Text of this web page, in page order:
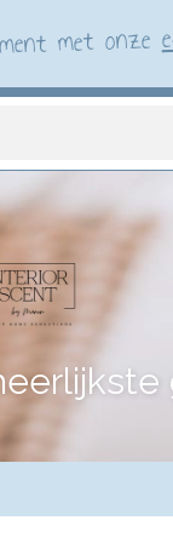
met onze